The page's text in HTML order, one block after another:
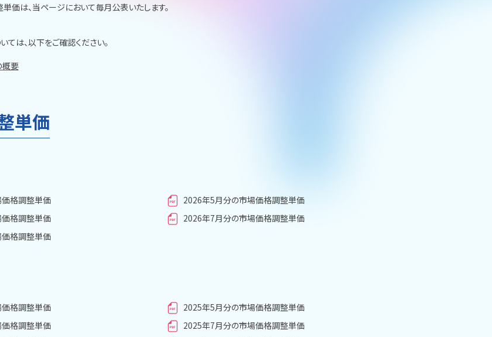
単価は、当ページにおいて毎月公表いたします。
ては、以下をご確認ください。
概要
単価
格調整単価
2026年5月分の市場価格調整単価
格調整単価
2026年7月分の市場価格調整単価
格調整単価
格調整単価
2025年5月分の市場価格調整単価
格調整単価
2025年7月分の市場価格調整単価